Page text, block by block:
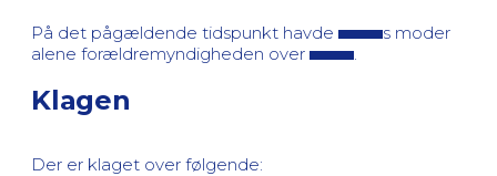
På det pågældende tidspunkt havde
s moder
alene forældremyndigheden over
Klagen
Der er klaget over følgende: